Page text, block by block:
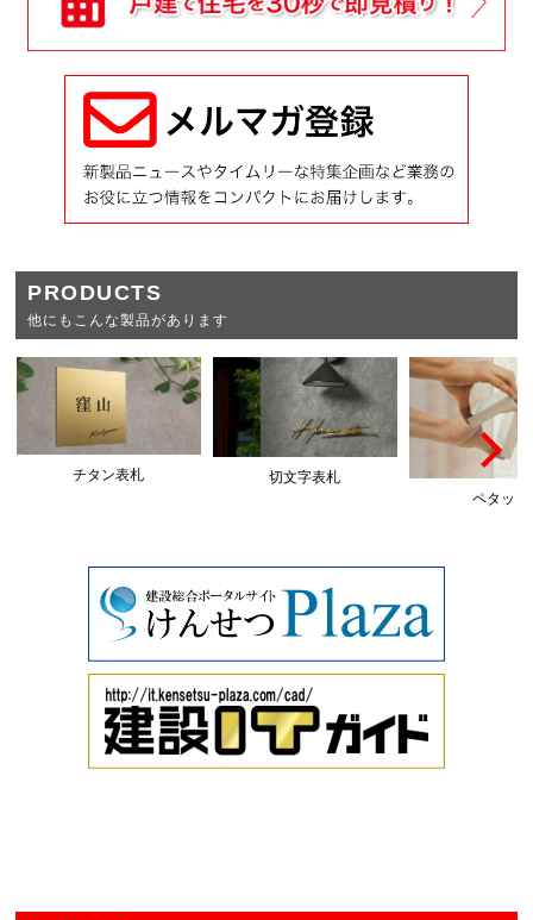
PRODUCTS
他にもこんな製品があります
チタン表札
切文字表札
ペタット